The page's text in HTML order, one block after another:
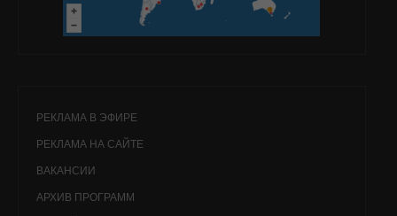
РЕКЛАМА В ЭФИРЕ
РЕКЛАМА НА САЙТЕ
ВАКАНСИИ
АРХИВ ПРОГРАММ